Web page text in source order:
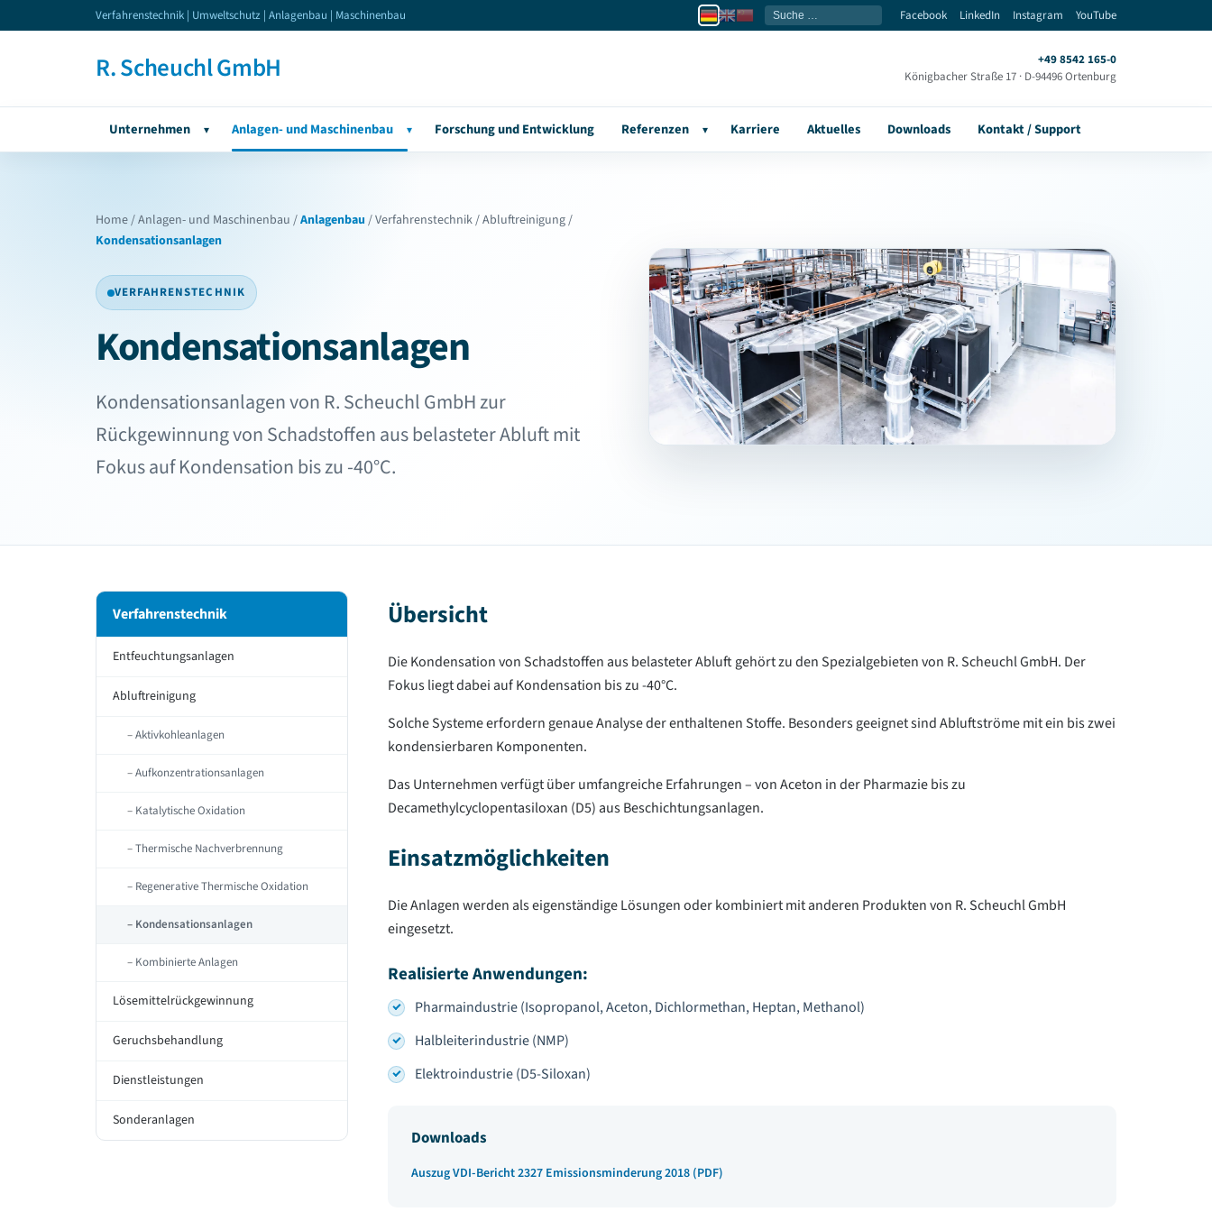
Verfahrenstechnik | Umweltschutz | Anlagenbau | Maschinenbau Facebook LinkedIn Instagram YouTube
R. Scheuchl GmbH
+49 8542 165-0
Königbacher Straße 17 · D-94496 Ortenburg
Unternehmen ▾ Anlagen- und Maschinenbau ▾ Forschung und Entwicklung Referenzen ▾ Karriere Aktuelles Downloads Kontakt / Support
Home/Anlagen- und Maschinenbau /Anlagenbau /Verfahrenstechnik/Abluftreinigung/
Kondensationsanlagen
VERFAHRENSTECHNIK
Kondensationsanlagen
Kondensationsanlagen von R. Scheuchl GmbH zur
Rückgewinnung von Schadstoffen aus belasteter Abluft mit
Fokus auf Kondensation bis zu -40°C.
Verfahrenstechnik
Entfeuchtungsanlagen
Abluftreinigung
Aktivkohleanlagen
Aufkonzentrationsanlagen
Katalytische Oxidation
Thermische Nachverbrennung
Regenerative Thermische Oxidation
Kondensationsanlagen
Kombinierte Anlagen
Lösemittelrückgewinnung
Geruchsbehandlung
Dienstleistungen
Sonderanlagen
Übersicht
Die Kondensation von Schadstoffen aus belasteter Abluft gehört zu den Spezialgebieten von R. Scheuchl GmbH. Der
Fokus liegt dabei auf Kondensation bis zu -40°C.
Solche Systeme erfordern genaue Analyse der enthaltenen Stoffe. Besonders geeignet sind Abluftströme mit ein bis zwei
kondensierbaren Komponenten.
Das Unternehmen verfügt über umfangreiche Erfahrungen – von Aceton in der Pharmazie bis zu
Decamethylcyclopentasiloxan (D5) aus Beschichtungsanlagen.
Einsatzmöglichkeiten
Die Anlagen werden als eigenständige Lösungen oder kombiniert mit anderen Produkten von R. Scheuchl GmbH
eingesetzt.
Realisierte Anwendungen:
Pharmaindustrie (Isopropanol, Aceton, Dichlormethan, Heptan, Methanol)
Halbleiterindustrie (NMP)
Elektroindustrie (D5-Siloxan)
Downloads
Auszug VDI-Bericht 2327 Emissionsminderung 2018 (PDF)